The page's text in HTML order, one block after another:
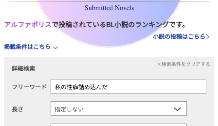
Submitted Novels
アルファポリスで投稿されているBL小説のランキングです。
小説の投稿はこちら
掲載条件はこちら
詳細検索
×検索条件をクリアする
フリーワード
長さ